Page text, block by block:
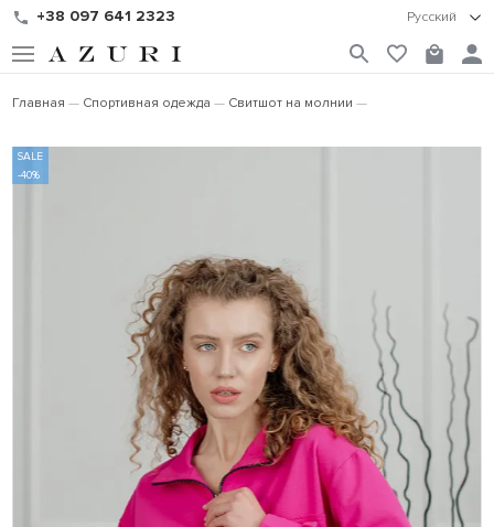
+38 097 641 2323 Русский
Главная Спортивная одежда Свитшот на молнии